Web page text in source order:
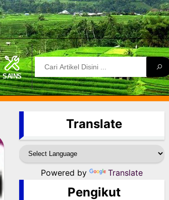
SAINS
Translate
Powered by Translate
Pengikut